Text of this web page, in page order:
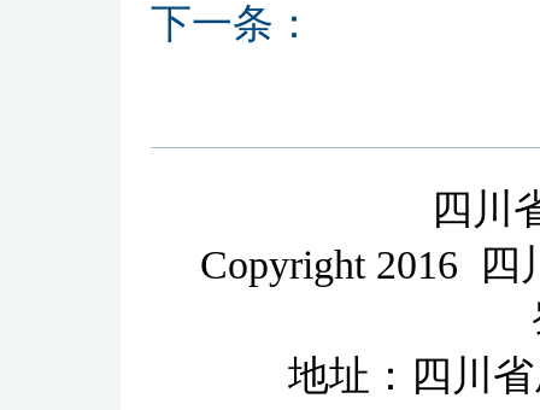
下一条：
四川
Copyright 2016 四
地址：四川省